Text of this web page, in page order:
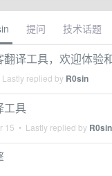
提问 技术话题
译工具，欢迎体验
Lastly replied by R0sin
工具
15 • Lastly replied by R0sin